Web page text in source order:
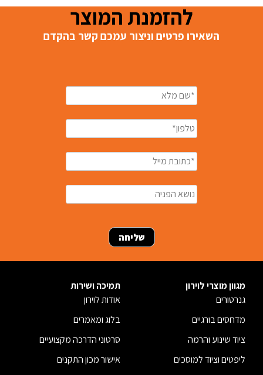
להזמנת המוצר
השאירו פרטים וניצור עמכם קשר בהקדם
מגוון מוצרי לוירון
גנרטורים
מדחסים בורגיים
ציוד שינוע והרמה
ליפטים וציוד למוסכים
תמיכה ושירות
אודות לוירון
בלוג ומאמרים
סרטוני הדרכה מקצועיים
אישור מכון התקנים